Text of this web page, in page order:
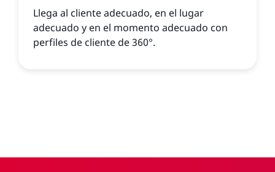
Llega al cliente adecuado, en el lugar
adecuado y en el momento adecuado con
perfiles de cliente de 360°.